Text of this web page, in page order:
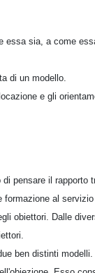
essa sia, a come
di un modello.
e gli
pensare il rapporto
formazione al
obiettori. Dalle
ben distinti modelli.